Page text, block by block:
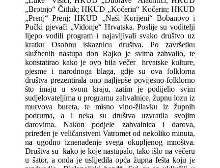
„Brotnjo“ Čitluk; HKUD „Kočerin“ Kočerin; HKUD
„Prenj“ Prenj; HKUD „Naši Korijeni“ Bobanovo i
Pučki pjevači „Vidonje“ Hrvatska. Poslije su voditelji
lijepo vodili program i najavljivali svako društvo uz
kratku Osobnu iskaznicu društva. Po završetku
službenih nastupa don Rajko je svima zahvalio, te
konstatirao kako je ovo bila večer hrvatske kulture,
pjesme i narodnoga blaga, gdje su ova folklorna
društva prezentirala ono najljepše povijesno-folklorno
što imaju u svom kraju, zatim je podijelio svim
sudjelovateljima u programu zahvalnice, župnu lozu iz
murvova bureta, te misno vino-žilavku iz župnih
podruma, a i neka su društva uzvratila svojim
darovima. Nakon podjele zahvalnica i darova,
priređen je veličanstveni Vatromet od nekoliko minuta,
na ugodno iznenađenje svega okupljenog mnoštva.
Društva su kako je koje nastupalo, tako išlo na večeru
u šator, a onda je uslijedila opća župna fešta koju je